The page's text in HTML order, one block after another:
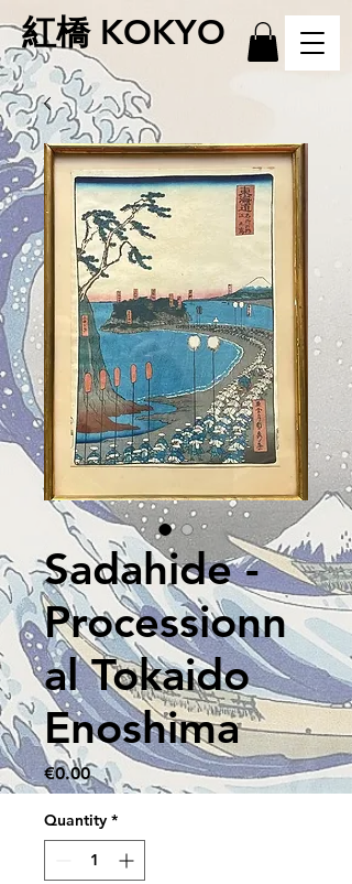
紅橋 KOKYO
Sadahide -
Processionn
al Tokaido
Enoshima
€0.00Price
Quantity *